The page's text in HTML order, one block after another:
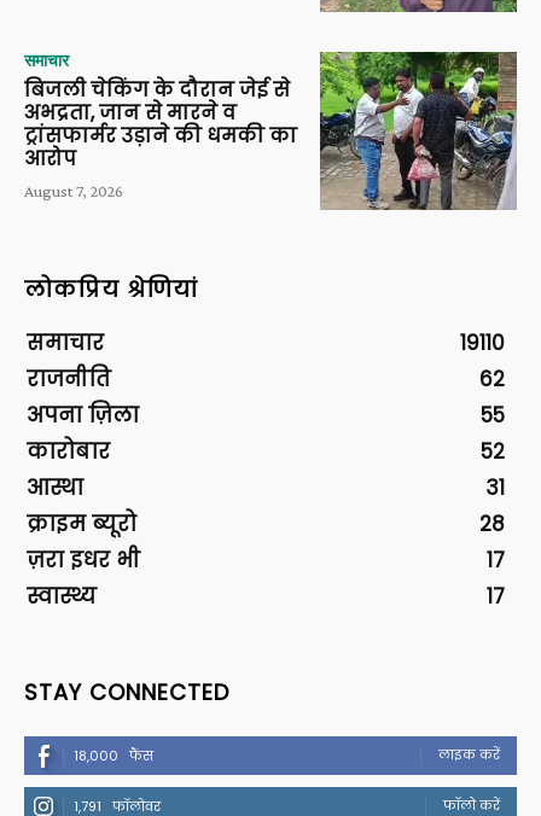
समाचार
बिजली चेकिंग के दौरान जेई से
अभद्रता, जान से मारने व
ट्रांसफार्मर उड़ाने की धमकी का
आरोप
August 7, 2026
लोकप्रिय श्रेणियां
समाचार
19110
राजनीति
62
अपना ज़िला
55
कारोबार
52
आस्था
31
क्राइम ब्यूरो
28
ज़रा इधर भी
17
स्वास्थ्य
17
STAY CONNECTED
18,000 फैंस लाइक करें
1,791 फॉलोवर फॉलो करें